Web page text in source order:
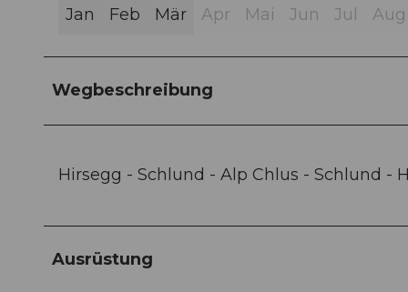
Jan Feb Mär Apr Mai Jun Jul Aug
Wegbeschreibung
Hirsegg - Schlund - Alp Chlus - Schlund -
Ausrüstung